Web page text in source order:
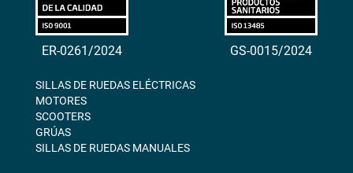
ER-0261/2024 GS-0015/2024
SILLAS DE RUEDAS ELÉCTRICAS
MOTORES
SCOOTERS
GRÚAS
SILLAS DE RUEDAS MANUALES